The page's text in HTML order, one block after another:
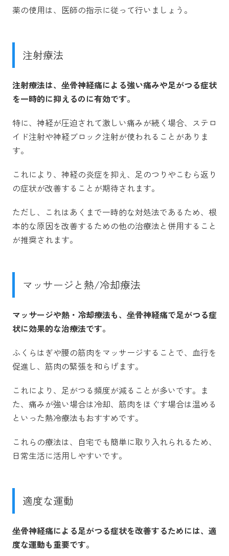
薬の使用は、医師の指示に従って行いましょう。
注射療法
注射療法は、坐骨神経痛による強い痛みや足がつる症状
を一時的に抑えるのに有効です。
特に、神経が圧迫されて激しい痛みが続く場合、ステロ
イド注射や神経ブロック注射が使われることがありま
す。
これにより、神経の炎症を抑え、足のつりやこむら返り
の症状が改善することが期待されます。
ただし、これはあくまで一時的な対処法であるため、根
本的な原因を改善するための他の治療法と併用すること
が推奨されます。
マッサージと熱/冷却療法
マッサージや熱・冷却療法も、坐骨神経痛で足がつる症
状に効果的な治療法です。
ふくらはぎや腰の筋肉をマッサージすることで、血行を
促進し、筋肉の緊張を和らげます。
これにより、足がつる頻度が減ることが多いです。ま
た、痛みが強い場合は冷却、筋肉をほぐす場合は温める
といった熱冷療法もおすすめです。
これらの療法は、自宅でも簡単に取り入れられるため、
日常生活に活用しやすいです。
適度な運動
坐骨神経痛による足がつる症状を改善するためには、適
度な運動も重要です。